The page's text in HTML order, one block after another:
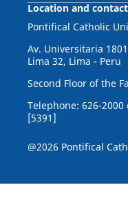
Location and contact
Pontifical Catholic
Av. Universitaria
Lima 32, Lima - Peru
Second Floor of the
Telephone: 626-2000
[5391]
@2026 Pontifical